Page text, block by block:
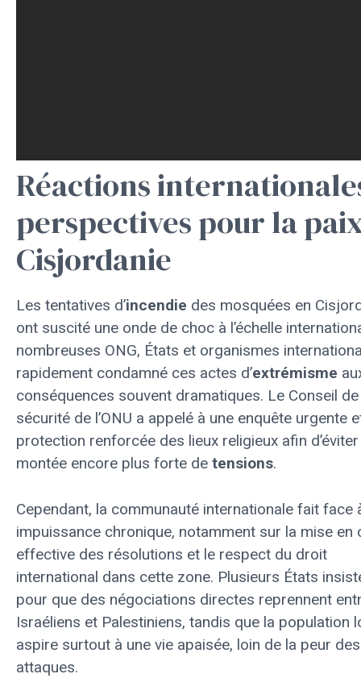
Réactions
perspectives pour la
Cisjordanie
Les tentatives d’incendie des mosquées en
ont suscité une onde de choc à l’échelle
nombreuses ONG, États et organismes
rapidement condamné ces actes d’extrémisme
conséquences souvent dramatiques. Le Conseil de
sécurité de l’ONU a appelé à une enquête urgente
protection renforcée des lieux religieux afin
montée encore plus forte de tensions.
Cependant, la communauté internationale fait face
impuissance chronique, notamment sur la mise
effective des résolutions et le respect du droit
international dans cette zone. Plusieurs États
pour que des négociations directes reprennent
Israéliens et Palestiniens, tandis que la population
aspire surtout à une vie apaisée, loin de la peur des
attaques.